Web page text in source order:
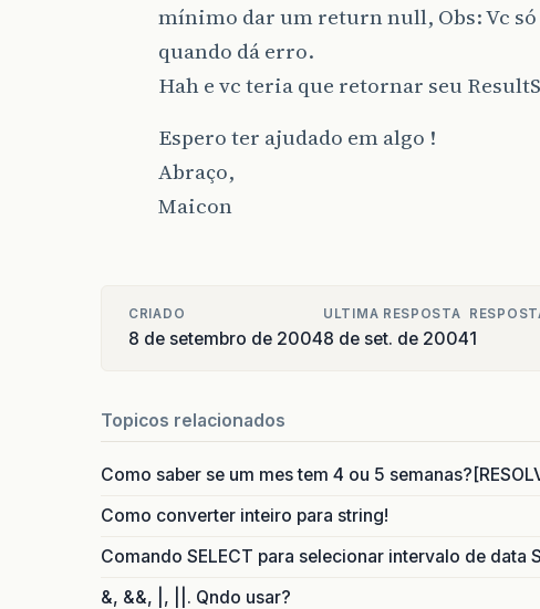
mínimo dar um return null, Obs: Vc
quando dá erro.
Hah e vc teria que retornar seu
Espero ter ajudado em algo !
Abraço,
Maicon
CRIADO
8 de setembro de 2004
ULTIMA RESPOSTA
8 de set. de 20041
Topicos relacionados
Como saber se um mes tem 4 ou 5
Como converter inteiro para string!
Comando SELECT para selecionar intervalo de data
&, &&, |, ||. Qndo usar?